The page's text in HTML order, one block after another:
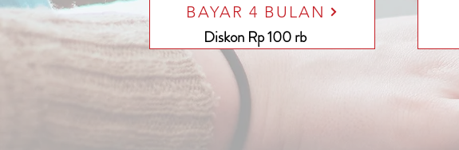
BAYAR 4 BULAN
Diskon Rp 100 rb